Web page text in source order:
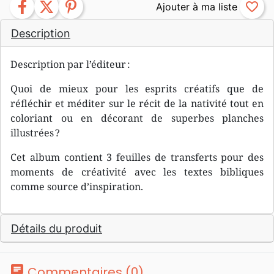
Description
Description par l’éditeur :
Quoi de mieux pour les esprits créatifs que de
réfléchir et méditer sur le récit de la nativité tout en
coloriant ou en décorant de superbes planches
illustrées ?
Cet album contient 3 feuilles de transferts pour des
moments de créativité avec les textes bibliques
comme source d’inspiration.
Détails du produit
facebook twitter pinterest favorite_border
chat